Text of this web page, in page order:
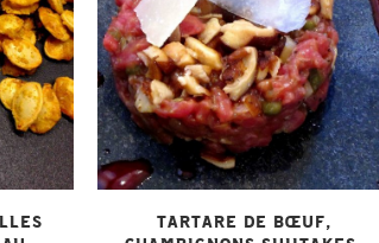
TARTARE DE BŒUF,